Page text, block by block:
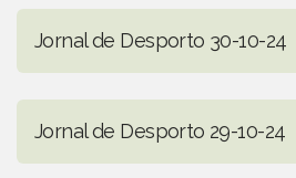
Jornal de Desporto 30-10-24
Jornal de Desporto 29-10-24